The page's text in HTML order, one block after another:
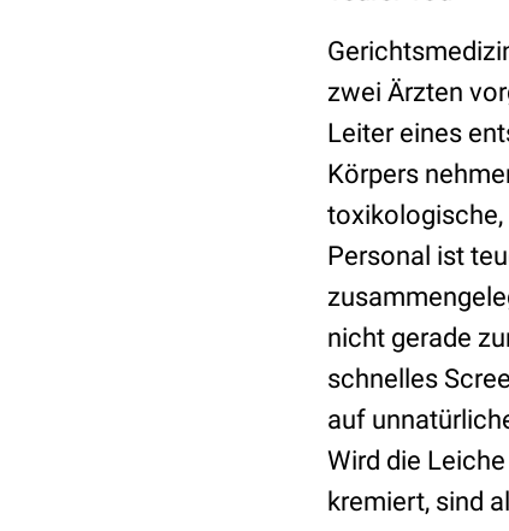
zwei Ärzten
Leiter eines
Körpers
Personal ist
nicht gerade
schnelles
auf
Wird die
kremiert, sind